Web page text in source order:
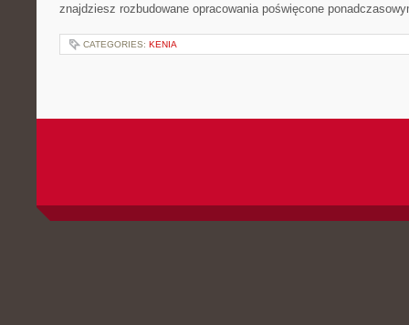
znajdziesz rozbudowane opracowania poświęcone
CATEGORIES: KENIA